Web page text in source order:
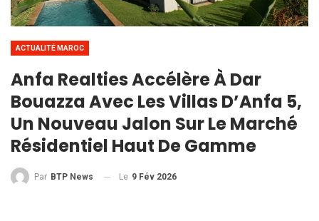
ACTUALITÉ MAROC
Anfa Realties Accélère À Dar
Bouazza Avec Les Villas D’Anfa 5,
Un Nouveau Jalon Sur Le Marché
Résidentiel Haut De Gamme
Par BTP News Le 9 Fév 2026